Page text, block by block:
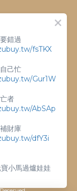
錯過
fsTKX
己忙
Gur1W
者
AbSAp
財庫
dfY3i
小馬過爐娃娃